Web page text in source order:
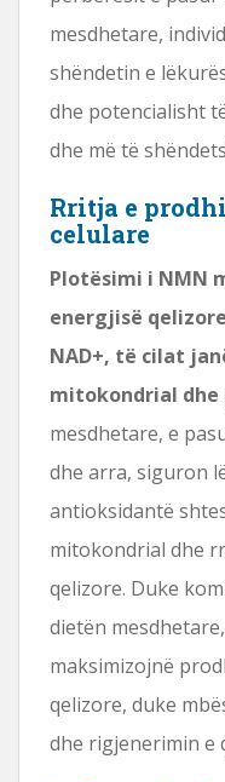
mesdhetare,
shëndetin e
dhe potencialisht
dhe më të
Rritja e
celulare
Plotësimi i NMN
energjisë
NAD+, të cilat
mitokondrial dhe
mesdhetare, e
dhe arra, siguron
antioksidantë
mitokondrial dhe
qelizore. Duke
dietën
maksimizojnë
qelizore, duke
dhe rigjenerimin e